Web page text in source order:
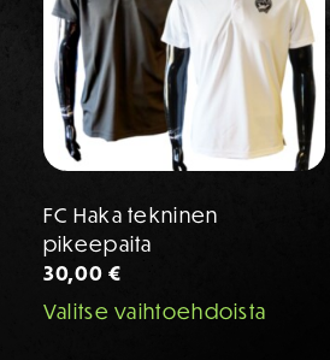
FC Haka tekninen
pikeepaita
30,00 €
Valitse vaihtoehdoista